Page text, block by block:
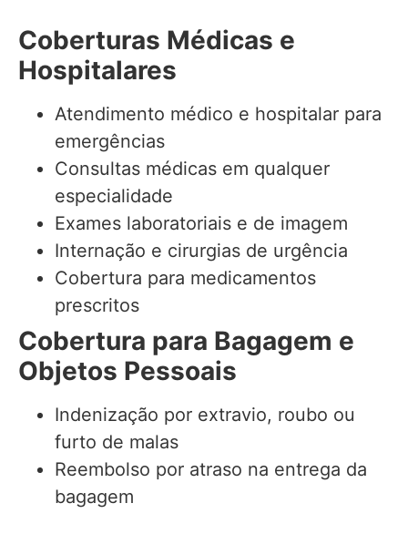
Coberturas Médicas e
Hospitalares
Atendimento médico e hospitalar para
emergências
Consultas médicas em qualquer
especialidade
Exames laboratoriais e de imagem
Internação e cirurgias de urgência
Cobertura para medicamentos
prescritos
Cobertura para Bagagem e
Objetos Pessoais
Indenização por extravio, roubo ou
furto de malas
Reembolso por atraso na entrega da
bagagem